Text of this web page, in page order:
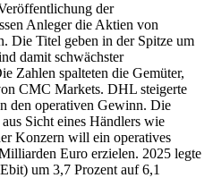
der
Anleger die Aktien von
Titel geben in der Spitze um
damit schwächster
Zahlen spalteten die Gemüter,
CMC Markets. DHL steigerte
den operativen Gewinn. Die
Sicht eines Händlers wie
Konzern will ein operatives
Euro erzielen. 2025 legte
um 3,7 Prozent auf 6,1